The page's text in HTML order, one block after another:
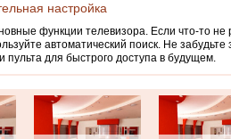
настройка
функции телевизора. Если что-то не
автоматический поиск. Не
пульта для быстрого доступа в будущем.